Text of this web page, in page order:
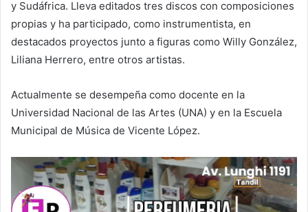
y Sudáfrica. Lleva editados tres discos con composiciones
propias y ha participado, como instrumentista, en
destacados proyectos junto a figuras como Willy González,
Liliana Herrero, entre otros artistas.
Actualmente se desempeña como docente en la
Universidad Nacional de las Artes (UNA) y en la Escuela
Municipal de Música de Vicente López.